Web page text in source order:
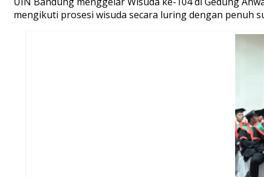
mengikuti prosesi wisuda secara luring dengan penuh